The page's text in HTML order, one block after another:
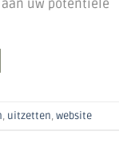
uw potentiële
, uitzetten,website